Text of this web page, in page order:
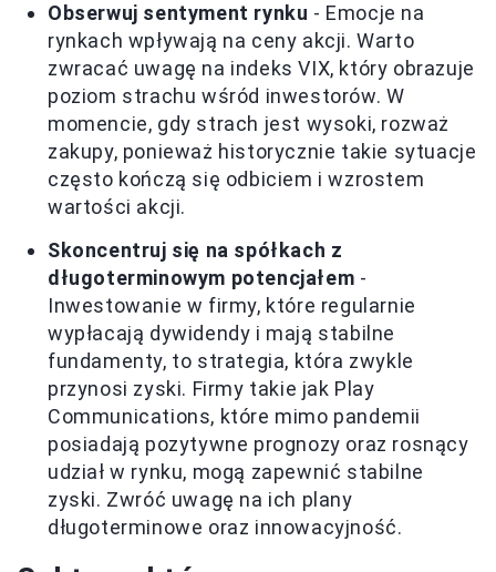
Obserwuj sentyment rynku - Emocje na
rynkach wpływają na ceny akcji. Warto
zwracać uwagę na indeks VIX, który obrazuje
poziom strachu wśród inwestorów. W
momencie, gdy strach jest wysoki, rozważ
zakupy, ponieważ historycznie takie sytuacje
często kończą się odbiciem i wzrostem
wartości akcji.
Skoncentruj się na spółkach z
długoterminowym potencjałem -
Inwestowanie w firmy, które regularnie
wypłacają dywidendy i mają stabilne
fundamenty, to strategia, która zwykle
przynosi zyski. Firmy takie jak Play
Communications, które mimo pandemii
posiadają pozytywne prognozy oraz rosnący
udział w rynku, mogą zapewnić stabilne
zyski. Zwróć uwagę na ich plany
długoterminowe oraz innowacyjność.